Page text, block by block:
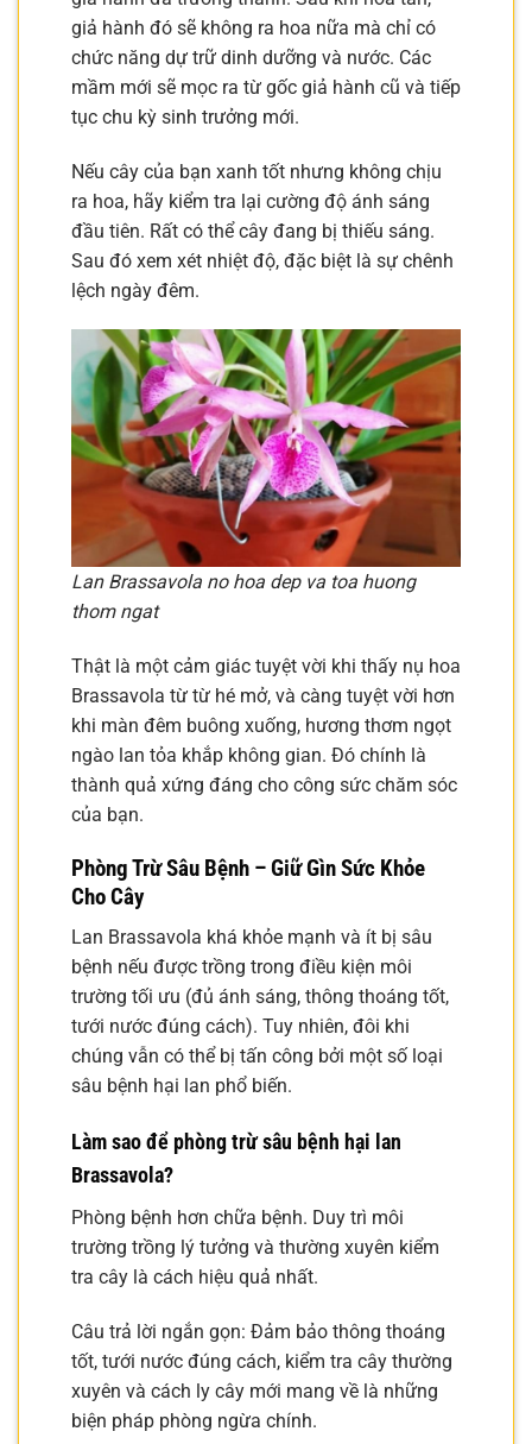
giả hành đó sẽ không ra hoa nữa mà chỉ có
chức năng dự trữ dinh dưỡng và nước. Các
mầm mới sẽ mọc ra từ gốc giả hành cũ và tiếp
tục chu kỳ sinh trưởng mới.
Nếu cây của bạn xanh tốt nhưng không chịu
ra hoa, hãy kiểm tra lại cường độ ánh sáng
đầu tiên. Rất có thể cây đang bị thiếu sáng.
Sau đó xem xét nhiệt độ, đặc biệt là sự chênh
lệch ngày đêm.
Lan Brassavola no hoa dep va toa huong
thom ngat
Thật là một cảm giác tuyệt vời khi thấy nụ hoa
Brassavola từ từ hé mở, và càng tuyệt vời hơn
khi màn đêm buông xuống, hương thơm ngọt
ngào lan tỏa khắp không gian. Đó chính là
thành quả xứng đáng cho công sức chăm sóc
của bạn.
Phòng Trừ Sâu Bệnh – Giữ Gìn Sức Khỏe
Cho Cây
Lan Brassavola khá khỏe mạnh và ít bị sâu
bệnh nếu được trồng trong điều kiện môi
trường tối ưu (đủ ánh sáng, thông thoáng tốt,
tưới nước đúng cách). Tuy nhiên, đôi khi
chúng vẫn có thể bị tấn công bởi một số loại
sâu bệnh hại lan phổ biến.
Làm sao để phòng trừ sâu bệnh hại lan
Brassavola?
Phòng bệnh hơn chữa bệnh. Duy trì môi
trường trồng lý tưởng và thường xuyên kiểm
tra cây là cách hiệu quả nhất.
Câu trả lời ngắn gọn: Đảm bảo thông thoáng
tốt, tưới nước đúng cách, kiểm tra cây thường
xuyên và cách ly cây mới mang về là những
biện pháp phòng ngừa chính.